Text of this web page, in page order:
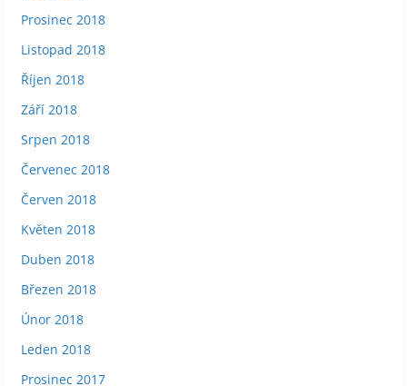
Prosinec 2018
Listopad 2018
Říjen 2018
Září 2018
Srpen 2018
Červenec 2018
Červen 2018
Květen 2018
Duben 2018
Březen 2018
Únor 2018
Leden 2018
Prosinec 2017